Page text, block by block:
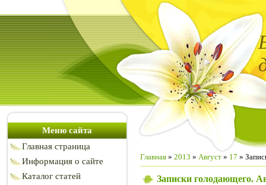
Меню сайта
Главная страница
Информация о сайте
Каталог статей
Главная » 2013 » Август » 17 »
Записки голодающего.